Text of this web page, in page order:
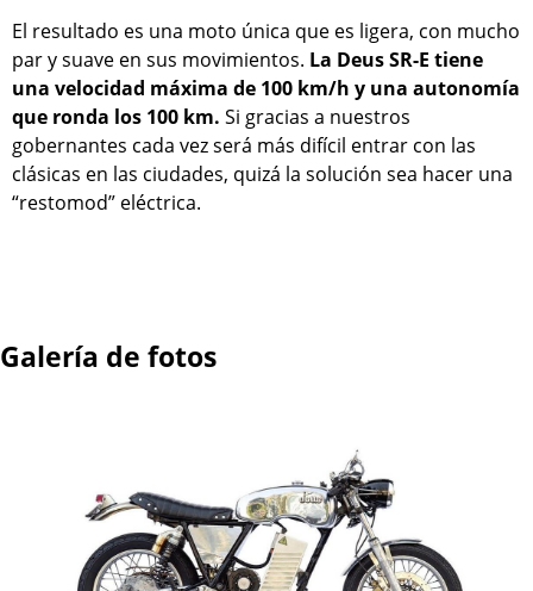
El resultado es una moto única que es ligera, con mucho
par y suave en sus movimientos. La Deus SR-E tiene
una velocidad máxima de 100 km/h y una autonomía
que ronda los 100 km. Si gracias a nuestros
gobernantes cada vez será más difícil entrar con las
clásicas en las ciudades, quizá la solución sea hacer una
“restomod” eléctrica.
Galería de fotos